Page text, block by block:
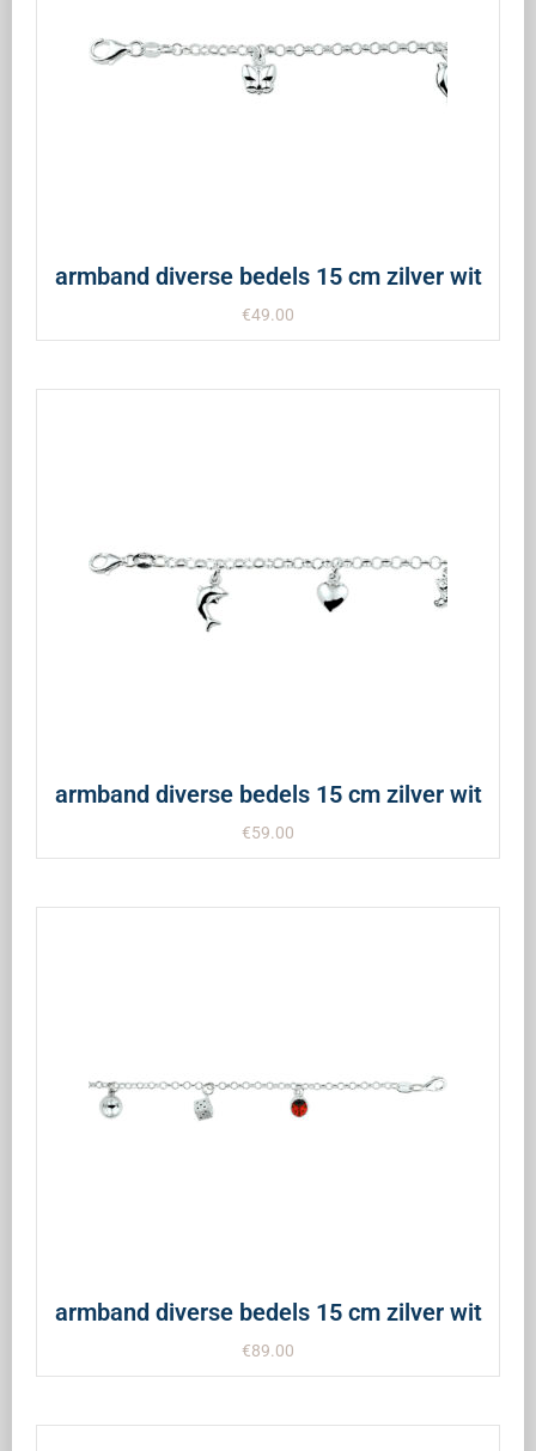
armband diverse bedels 15 cm zilver wit
€49.00
armband diverse bedels 15 cm zilver wit
€59.00
armband diverse bedels 15 cm zilver wit
€89.00